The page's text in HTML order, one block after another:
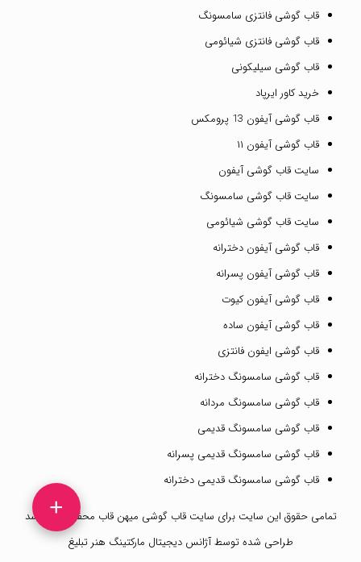
قاب گوشی فانتزی سامسونگ
قاب گوشی فانتزی شیائومی
قاب گوشی سیلیکونی
خرید کاور ایرپاد
قاب گوشی آیفون 13 پرومکس
قاب گوشی آیفون ۱۱
سایت قاب گوشی آیفون
سایت قاب گوشی سامسونگ
سایت قاب گوشی شیائومی
قاب گوشی آیفون دخترانه
قاب گوشی آیفون پسرانه
قاب گوشی آیفون کیوت
قاب گوشی آیفون ساده
قاب گوشی ایفون فانتزی
قاب گوشی سامسونگ دخترانه
قاب گوشی سامسونگ مردانه
قاب گوشی سامسونگ قدیمی
قاب گوشی سامسونگ قدیمی پسرانه
قاب گوشی سامسونگ قدیمی دخترانه
تمامی حقوق این سایت برای سایت قاب گوشی میهن قاب محفوظ می باشد
طراحی شده توسطآژانس دیجیتال مارکتینگ هنر تبلیغ
+